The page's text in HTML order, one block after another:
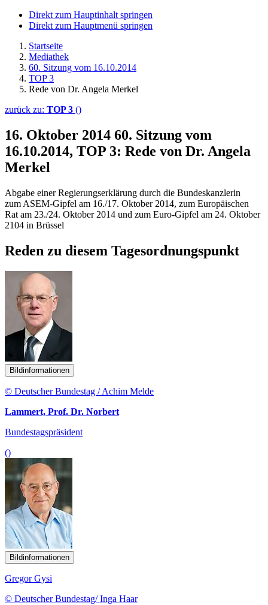
Direkt zum Hauptinhalt springen
Direkt zum Hauptmenü springen
Startseite
Mediathek
60. Sitzung vom 16.10.2014
TOP 3
Rede von Dr. Angela Merkel
zurück zu: TOP 3 ()
16. Oktober 2014 60. Sitzung vom
16.10.2014, TOP 3: Rede von Dr. Angela
Merkel
Abgabe einer Regierungserklärung durch die Bundeskanzlerin
zum ASEM-Gipfel am 16./17. Oktober 2014, zum Europäischen
Rat am 23./24. Oktober 2014 und zum Euro-Gipfel am 24. Oktober
2104 in Brüssel
Reden zu diesem Tagesordnungspunkt
Bildinformationen
© Deutscher Bundestag / Achim Melde
Lammert, Prof. Dr. Norbert
Bundestagspräsident
()
Bildinformationen
Gregor Gysi
© Deutscher Bundestag/ Inga Haar